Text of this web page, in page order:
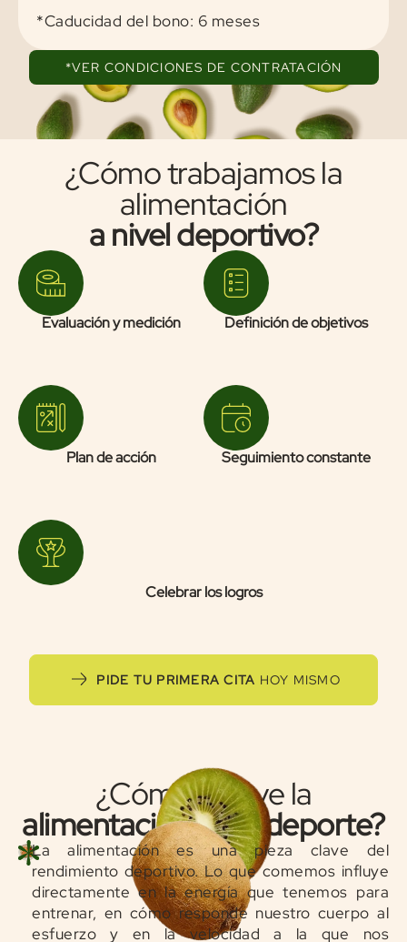
*VER CONDICIONES DE CONTRATACIÓN
*Caducidad del bono: 6 meses
¿Cómo trabajamos la
alimentación
a nivel deportivo?
Evaluación y medición Definición de objetivos
Plan de acción Seguimiento constante
Celebrar los logros
PIDE TU PRIMERA CITA HOY MISMO
¿Cómo influye la
alimentación en el deporte?
La alimentación es una pieza clave del
rendimiento deportivo. Lo que comemos influye
directamente en la energía que tenemos para
entrenar, en cómo responde nuestro cuerpo al
esfuerzo y en la velocidad a la que nos